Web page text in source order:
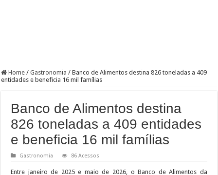
Home / Gastronomia / Banco de Alimentos destina 826 toneladas a 409
entidades e beneficia 16 mil famílias
Banco de Alimentos destina
826 toneladas a 409 entidades
e beneficia 16 mil famílias
Gastronomia 86 Acessos
Entre janeiro de 2025 e maio de 2026, o Banco de Alimentos da